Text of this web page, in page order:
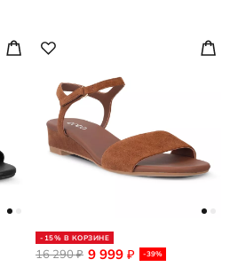
-15% В КОРЗИНЕ
9 999 ₽ -39%
16 290₽